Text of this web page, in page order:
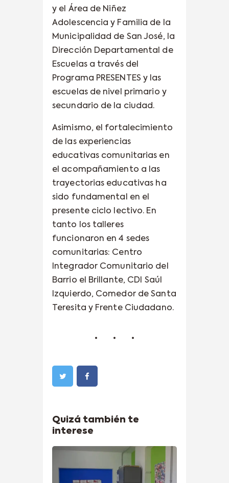
y el Área de Niñez
Adolescencia y Familia de la
Municipalidad de San José, la
Dirección Departamental de
Escuelas a través del
Programa PRESENTES y las
escuelas de nivel primario y
secundario de la ciudad.
Asimismo, el fortalecimiento
de las experiencias
educativas comunitarias en
el acompañamiento a las
trayectorias educativas ha
sido fundamental en el
presente ciclo lectivo. En
tanto los talleres
funcionaron en 4 sedes
comunitarias: Centro
Integrador Comunitario del
Barrio el Brillante, CDI Saúl
Izquierdo, Comedor de Santa
Teresita y Frente Ciudadano.
Quizá también te
interese